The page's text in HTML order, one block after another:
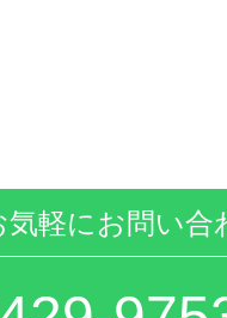
気軽にお問い合